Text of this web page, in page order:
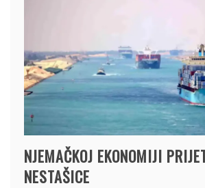
NJEMAČKOJ EKONOMIJI
NESTAŠICE